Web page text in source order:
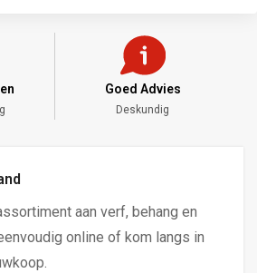
Goed Advies
Deskundig
aan verf, behang en
online of kom langs in